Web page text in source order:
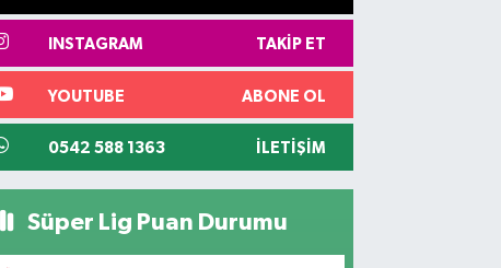
INSTAGRAM TAKIP ET
YOUTUBE ABONE OL
0542 588 1363 İLETIŞIM
Süper Lig Puan Durumu